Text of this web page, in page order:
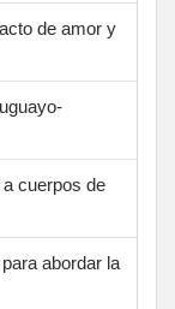
de amor y
cuerpos de
abordar la